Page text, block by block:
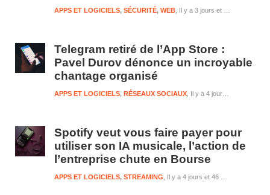
Il y a 3 jours et 43 minutes
APPS ET LOGICIELS, SÉCURITÉ, WEB
Telegram retiré de l’App Store :
Pavel Durov dénonce un incroyable
chantage organisé
Il y a 4 jours et 46 minutes
APPS ET LOGICIELS, RÉSEAUX SOCIAUX
Spotify veut vous faire payer pour
utiliser son IA musicale, l’action de
l’entreprise chute en Bourse
Il y a 4 jours et 46 minutes
APPS ET LOGICIELS, STREAMING